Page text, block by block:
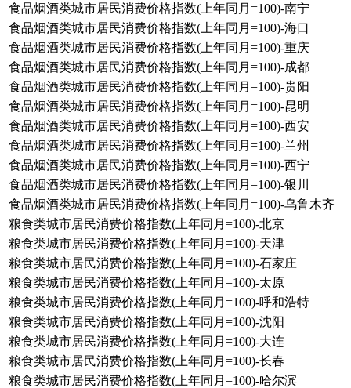
食品烟酒类城市居民消费价格指数(上年同月=100)-南宁
食品烟酒类城市居民消费价格指数(上年同月=100)-海口
食品烟酒类城市居民消费价格指数(上年同月=100)-重庆
食品烟酒类城市居民消费价格指数(上年同月=100)-成都
食品烟酒类城市居民消费价格指数(上年同月=100)-贵阳
食品烟酒类城市居民消费价格指数(上年同月=100)-昆明
食品烟酒类城市居民消费价格指数(上年同月=100)-西安
食品烟酒类城市居民消费价格指数(上年同月=100)-兰州
食品烟酒类城市居民消费价格指数(上年同月=100)-西宁
食品烟酒类城市居民消费价格指数(上年同月=100)-银川
食品烟酒类城市居民消费价格指数(上年同月=100)-乌鲁木齐
粮食类城市居民消费价格指数(上年同月=100)-北京
粮食类城市居民消费价格指数(上年同月=100)-天津
粮食类城市居民消费价格指数(上年同月=100)-石家庄
粮食类城市居民消费价格指数(上年同月=100)-太原
粮食类城市居民消费价格指数(上年同月=100)-呼和浩特
粮食类城市居民消费价格指数(上年同月=100)-沈阳
粮食类城市居民消费价格指数(上年同月=100)-大连
粮食类城市居民消费价格指数(上年同月=100)-长春
粮食类城市居民消费价格指数(上年同月=100)-哈尔滨